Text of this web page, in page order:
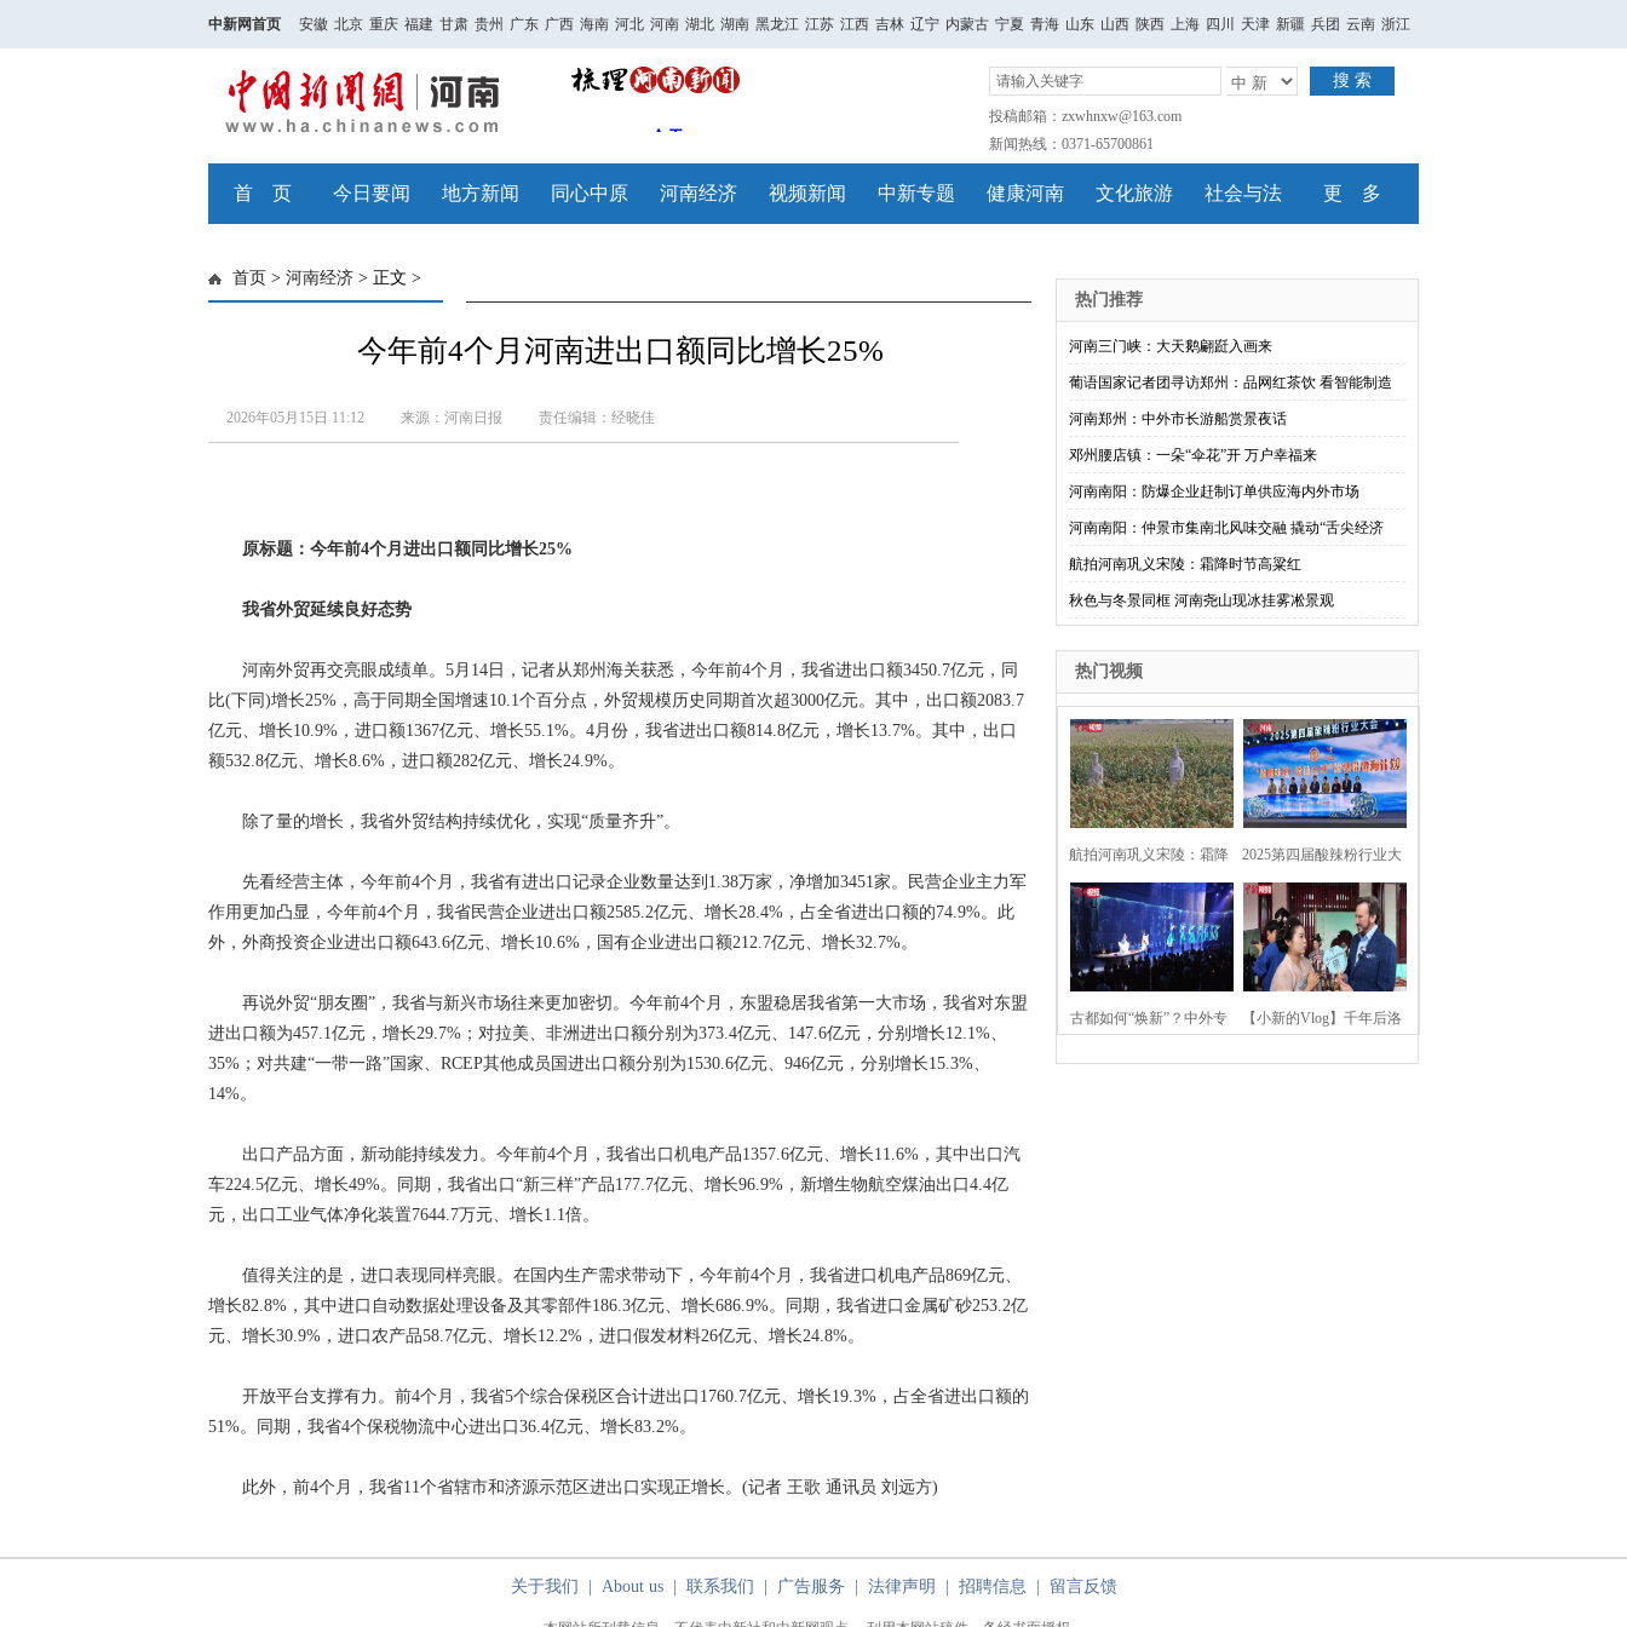
中新网首页 安徽 北京 重庆 福建 甘肃 贵州 广东 广西 海南 河北 河南 湖北 湖南 黑龙江 江苏 江西 吉林 辽宁 内蒙古 宁夏 青海 山东 山西 陕西 上海 四川 天津 新疆 兵团 云南 浙江
搜 索
投稿邮箱：zxwhnxw@163.com
新闻热线：0371-65700861
首 页 今日要闻 地方新闻 同心中原 河南经济 视频新闻 中新专题 健康河南 文化旅游 社会与法 更 多
首页 > 河南经济 > 正文 >
今年前4个月河南进出口额同比增长25%
2026年05月15日 11:12 来源：河南日报 责任编辑：经晓佳
原标题：今年前4个月进出口额同比增长25%
我省外贸延续良好态势
河南外贸再交亮眼成绩单。5月14日，记者从郑州海关获悉，今年前4个月，我省进出口额3450.7亿元，同
比(下同)增长25%，高于同期全国增速10.1个百分点，外贸规模历史同期首次超3000亿元。其中，出口额2083.7
亿元、增长10.9%，进口额1367亿元、增长55.1%。4月份，我省进出口额814.8亿元，增长13.7%。其中，出口
额532.8亿元、增长8.6%，进口额282亿元、增长24.9%。
除了量的增长，我省外贸结构持续优化，实现“质量齐升”。
先看经营主体，今年前4个月，我省有进出口记录企业数量达到1.38万家，净增加3451家。民营企业主力军
作用更加凸显，今年前4个月，我省民营企业进出口额2585.2亿元、增长28.4%，占全省进出口额的74.9%。此
外，外商投资企业进出口额643.6亿元、增长10.6%，国有企业进出口额212.7亿元、增长32.7%。
再说外贸“朋友圈”，我省与新兴市场往来更加密切。今年前4个月，东盟稳居我省第一大市场，我省对东盟
进出口额为457.1亿元，增长29.7%；对拉美、非洲进出口额分别为373.4亿元、147.6亿元，分别增长12.1%、
35%；对共建“一带一路”国家、RCEP其他成员国进出口额分别为1530.6亿元、946亿元，分别增长15.3%、
14%。
出口产品方面，新动能持续发力。今年前4个月，我省出口机电产品1357.6亿元、增长11.6%，其中出口汽
车224.5亿元、增长49%。同期，我省出口“新三样”产品177.7亿元、增长96.9%，新增生物航空煤油出口4.4亿
元，出口工业气体净化装置7644.7万元、增长1.1倍。
值得关注的是，进口表现同样亮眼。在国内生产需求带动下，今年前4个月，我省进口机电产品869亿元、
增长82.8%，其中进口自动数据处理设备及其零部件186.3亿元、增长686.9%。同期，我省进口金属矿砂253.2亿
元、增长30.9%，进口农产品58.7亿元、增长12.2%，进口假发材料26亿元、增长24.8%。
开放平台支撑有力。前4个月，我省5个综合保税区合计进出口1760.7亿元、增长19.3%，占全省进出口额的
51%。同期，我省4个保税物流中心进出口36.4亿元、增长83.2%。
此外，前4个月，我省11个省辖市和济源示范区进出口实现正增长。(记者 王歌 通讯员 刘远方)
热门推荐
河南三门峡：大天鹅翩跹入画来
葡语国家记者团寻访郑州：品网红茶饮 看智能制造
河南郑州：中外市长游船赏景夜话
邓州腰店镇：一朵“伞花”开 万户幸福来
河南南阳：防爆企业赶制订单供应海内外市场
河南南阳：仲景市集南北风味交融 撬动“舌尖经济
航拍河南巩义宋陵：霜降时节高粱红
秋色与冬景同框 河南尧山现冰挂雾凇景观
热门视频
航拍河南巩义宋陵：霜降
时节高粱红
2025第四届酸辣粉行业大
会在河南开封举行
古都如何“焕新”？中外专 【小新的Vlog】千年后洛
关于我们 About us| 联系我们 广告服务 法律声明 招聘信息 留言反馈